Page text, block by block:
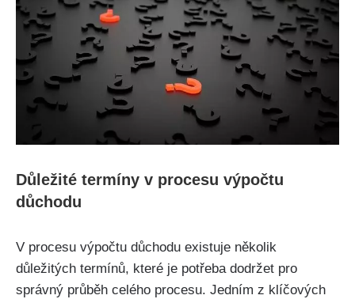
Důležité termíny v procesu výpočtu
důchodu
V procesu výpočtu důchodu existuje několik
důležitých termínů, které je potřeba dodržet pro
správný průběh celého procesu. Jedním z klíčových